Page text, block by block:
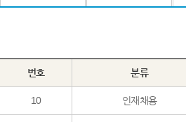
번호 분류
10 인재채용